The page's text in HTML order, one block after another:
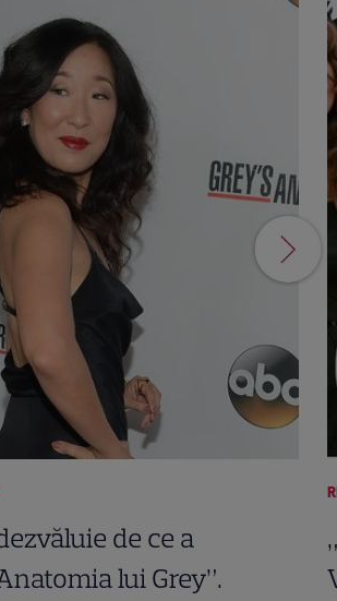
de ce a
lui Grey”.